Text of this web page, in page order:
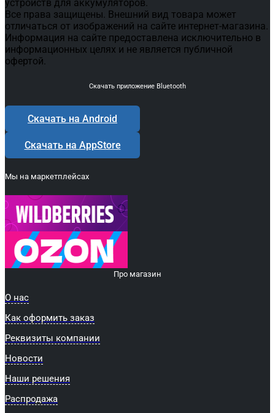
устройств для аккумуляторов.
Все права защищены. Внешний вид товара может
отличаться от изображений на сайте интернет-магазина.
Информация на сайте предоставлена исключительно в
информационных целях и не является публичной
офертой.
Скачать приложение Bluetooth
Скачать на Android
Скачать на AppStore
Мы на маркетплейсах
Про магазин
О нас
Как оформить заказ
Реквизиты компании
Новости
Наши решения
Распродажа